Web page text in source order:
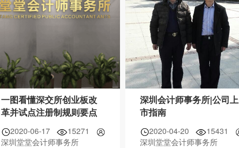
一图看懂深交所创业板改
革并试点注册制规则要点
2020-06-17
15271
深圳堂堂会计师事务所
深圳会计师事务所|公司上
市指南
2020-04-20
15431
深圳堂堂会计师事务所